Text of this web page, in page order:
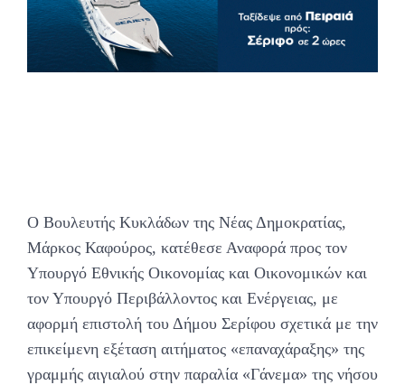
Ο Βουλευτής Κυκλάδων της Νέας Δημοκρατίας,
Μάρκος Καφούρος, κατέθεσε Αναφορά προς τον
Υπουργό Εθνικής Οικονομίας και Οικονομικών και
τον Υπουργό Περιβάλλοντος και Ενέργειας, με
αφορμή επιστολή του Δήμου Σερίφου σχετικά με την
επικείμενη εξέταση αιτήματος «επαναχάραξης» της
γραμμής αιγιαλού στην παραλία «Γάνεμα» της νήσου